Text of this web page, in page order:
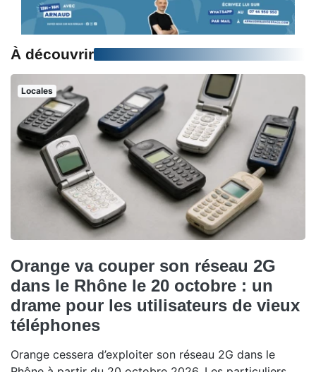
À découvrir
Locales
Orange va couper son réseau 2G
dans le Rhône le 20 octobre : un
drame pour les utilisateurs de vieux
téléphones
Orange cessera d’exploiter son réseau 2G dans le